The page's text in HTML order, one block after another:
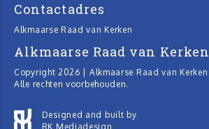
Contactadres
Alkmaarse Raad van Kerken
Alkmaarse Raad van Kerken
Copyright 2026 | Alkmaarse Raad van Kerken
Alle rechten voorbehouden.
Designed and built by
RK Mediadesign